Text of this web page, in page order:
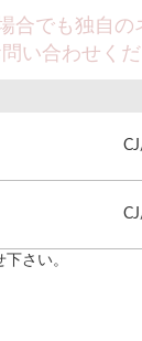
でも独自の
い合わせくだ
さい。